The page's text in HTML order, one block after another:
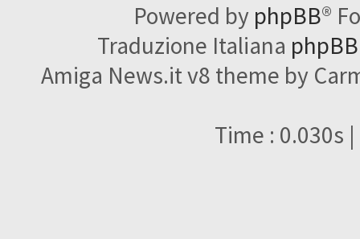
Powered by phpBB®
Traduzione Italiana
Amiga News.it v8 theme by
Time : 0.030s